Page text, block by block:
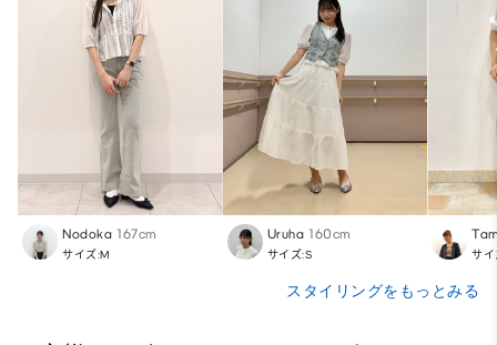
Nodoka 167cm
サイズ:M
Uruha 160cm
サイズ:S サ
スタイリングをもっとみる